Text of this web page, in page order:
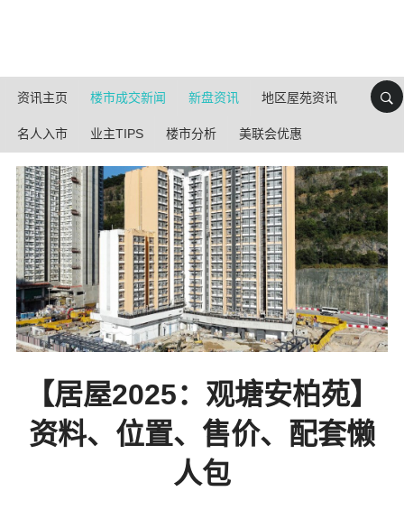
资讯主页 楼市成交新闻 新盘资讯 地区屋苑资讯
名人入市 业主TIPS 楼市分析 美联会优惠
【居屋2025：观塘安柏苑】
资料、位置、售价、配套懒
人包